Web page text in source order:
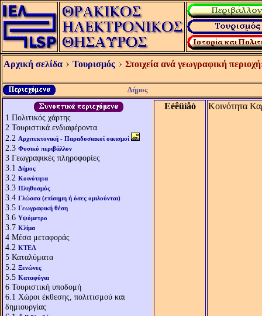
Αρχική σελίδα Τουρισμός Στοιχεία ανά γεωγραφική
Δήμος
1 Πολιτικός χάρτης
2 Τουριστικά ενδιαφέροντα
2.2 Αρχιτεκτονική - Παραδοσιακοί οικισμοί
2.3 Φυσικό περιβάλλον
3 Γεωγραφικές πληροφορίες
3.1 Δήμος
3.2 Κοινότητα
3.3 Πληθυσμός
3.4 Γλώσσα (επίσημη ή όσες ομιλούνται)
3.5 Γεωγραφική θέση
3.6 Υψόμετρο
3.7 Κλίμα
4 Μέσα μεταφοράς
4.2 ΚΤΕΛ
5 Καταλύματα
5.2 Ξενώνες
5.5 Καταφύγια
6 Τουριστική υποδομή
6.1 Χώροι έκθεσης, πολιτισμού και
δημιουργίας
Eéêüíåò Κοινότητα